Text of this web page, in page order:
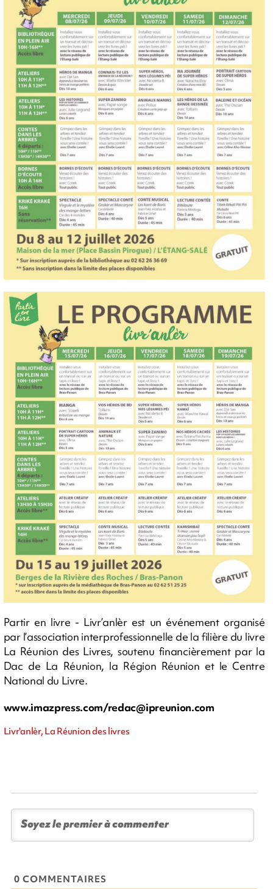
Partir en livre - Livr’anlèr est un événement organisé
par l’association interprofessionnelle de la filière du livre
La Réunion des Livres, soutenu financièrement par la
Dac de La Réunion, la Région Réunion et le Centre
National du Livre.
www.imazpress.com/redac@ipreunion.com
Livr'anlèr, La Réunion des livres
0 COMMENTAIRES